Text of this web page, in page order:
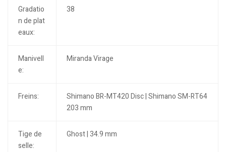
Gradatio
n de plat
eaux:
38
Manivell
e:
Miranda Virage
Freins:
Shimano BR-MT420 Disc | Shimano SM-RT64
203 mm
Tige de
selle:
Ghost | 34.9 mm